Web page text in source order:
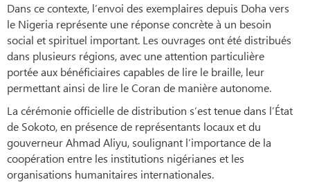
Dans ce contexte, l’envoi des exemplaires depuis Doha vers
le Nigeria représente une réponse concrète à un besoin
social et spirituel important. Les ouvrages ont été distribués
dans plusieurs régions, avec une attention particulière
portée aux bénéficiaires capables de lire le braille, leur
permettant ainsi de lire le Coran de manière autonome.
La cérémonie officielle de distribution s’est tenue dans l’État
de Sokoto, en présence de représentants locaux et du
gouverneur Ahmad Aliyu, soulignant l’importance de la
coopération entre les institutions nigérianes et les
organisations humanitaires internationales.